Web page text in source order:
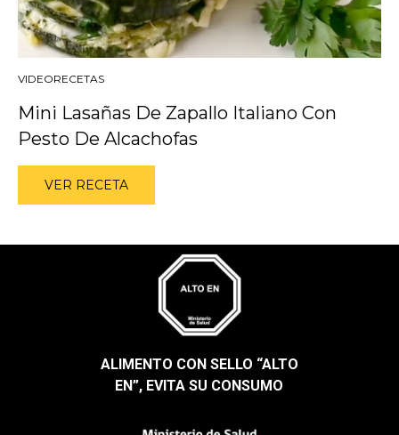
VIDEORECETAS
Mini Lasañas De Zapallo Italiano Con
Pesto De Alcachofas
VER RECETA
ALIMENTO CON SELLO “ALTO
EN”, EVITA SU CONSUMO​